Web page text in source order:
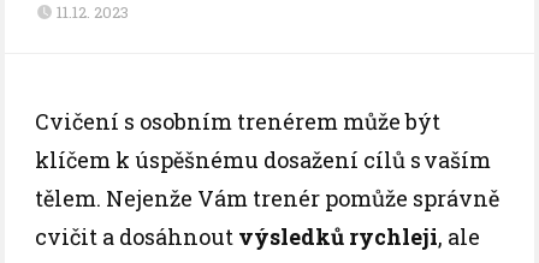
11.12. 2023
Cvičení s osobním trenérem může být
klíčem k úspěšnému dosažení cílů s vaším
tělem. Nejenže Vám trenér pomůže správně
cvičit a dosáhnout výsledků rychleji, ale